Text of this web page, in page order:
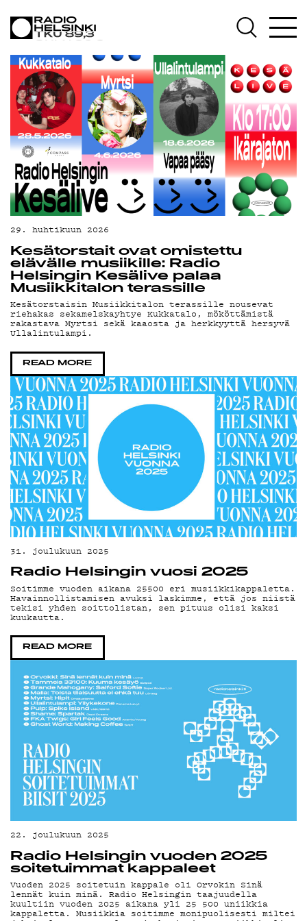
OHJELMAT
TEKIJÄT
ON-DEMAND
PODCAST
MAINOSTA
G LIVELAB
YSTÄVÄKLUBI
TIETOSUOJA
29. huhtikuun 2026
Kesätorstait ovat omistettu
elävälle musiikille: Radio
Helsingin Kesälive palaa
Musiikkitalon terassille
Kesätorstaisin Musiikkitalon terassille nousevat
riehakas sekamelskayhtye Kukkatalo, mököttämistä
rakastava Myrtsi sekä kaaosta ja herkkyyttä hersyvä
Ullalintulampi.
READ MORE
31. joulukuun 2025
Radio Helsingin vuosi 2025
Soitimme vuoden aikana 25500 eri musiikkikappaletta.
Havainnollistamisen avuksi laskimme, että jos niistä
tekisi yhden soittolistan, sen pituus olisi kaksi
kuukautta.
READ MORE
22. joulukuun 2025
Radio Helsingin vuoden 2025
soitetuimmat kappaleet
Vuoden 2025 soitetuin kappale oli Orvokin Sinä
lennät kuin minä. Radio Helsingin taajuudella
kuultiin vuoden 2025 aikana yli 25 500 uniikkia
kappaletta. Musiikkia soitimme monipuolisesti miltei